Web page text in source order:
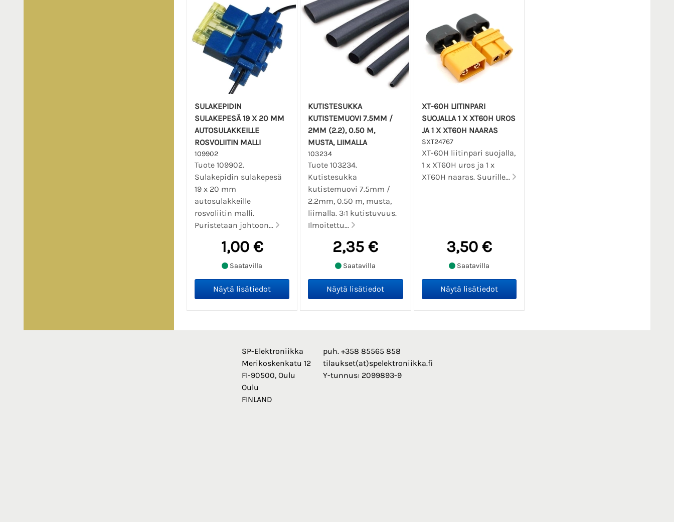
SULAKEPIDIN
SULAKEPESÄ 19 X 20 MM
AUTOSULAKKEILLE
ROSVOLIITIN MALLI
109902
Tuote 109902.
Sulakepidin sulakepesä
19 x 20 mm
autosulakkeille
rosvoliitin malli.
Puristetaan johtoon...
1,00 €
Saatavilla
KUTISTESUKKA
KUTISTEMUOVI 7.5MM /
2MM (2.2), 0.50 M,
MUSTA, LIIMALLA
103234
Tuote 103234.
Kutistesukka
kutistemuovi 7.5mm /
2.2mm, 0.50 m, musta,
liimalla. 3:1 kutistuvuus.
Ilmoitettu...
2,35 €
Saatavilla
XT-60H LIITINPARI
SUOJALLA 1 X XT60H UROS
JA 1 X XT60H NAARAS
SXT24767
XT-60H liitinpari suojalla,
1 x XT60H uros ja 1 x
XT60H naaras. Suurille...
3,50 €
Saatavilla
SP-Elektroniikka
Merikoskenkatu 12
FI-90500, Oulu
Oulu
FINLAND
puh. +358 85565 858
tilaukset(at)spelektroniikka.fi
Y-tunnus: 2099893-9